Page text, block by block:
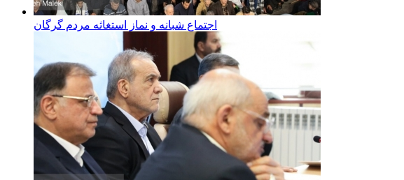
اجتماع شبانه و نماز استغاثه مردم گرگان